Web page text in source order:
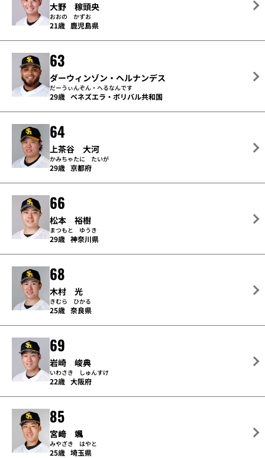
大野 稼頭央
おおの かずお
21歳 鹿児島県
63
ダーウィンゾン・ヘルナンデス
だーうぃんぞん・へるなんです
29歳 ベネズエラ・ボリバル共和国
64
上茶谷 大河
かみちゃたに たいが
29歳 京都府
66
松本 裕樹
まつもと ゆうき
29歳 神奈川県
68
木村 光
きむら ひかる
25歳 奈良県
69
岩崎 峻典
いわさき しゅんすけ
22歳 大阪府
85
宮﨑 颯
みやざき はやと
25歳 埼玉県